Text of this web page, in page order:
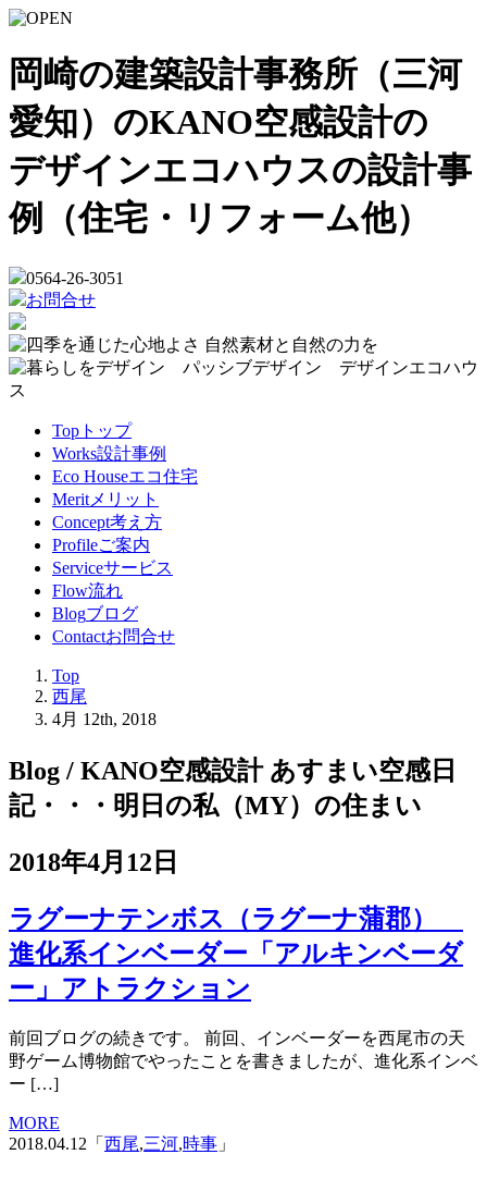
岡崎の建築設計事務所（三河
愛知）のKANO空感設計の
デザインエコハウスの設計事
例（住宅・リフォーム他）
0564-26-3051
お問合せ
Top トップ
Works設計事例
Eco Houseエコ住宅
Merit メリット
Concept考え方
Profileご案内
Serviceサービス
Flow流れ
Blogブログ
Contactお問合せ
Top
西尾
4月 12th, 2018
Blog / KANO空感設計 あすまい空感日
記・・・明日の私（MY）の住まい
2018年4月12日
ラグーナテンボス（ラグーナ蒲郡）
進化系インベーダー「アルキンベーダ
ー」アトラクション
前回ブログの続きです。 前回、インベーダーを西尾市の天
野ゲーム博物館でやったことを書きましたが、進化系インベ
ー […]
MORE
2018.04.12「 西尾,三河,時事 」